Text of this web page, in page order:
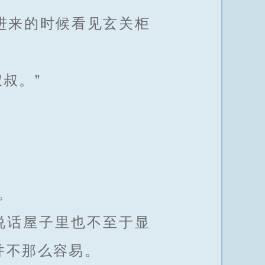
的时候看见玄关柜
。”
屋子里也不至于显
那么容易。